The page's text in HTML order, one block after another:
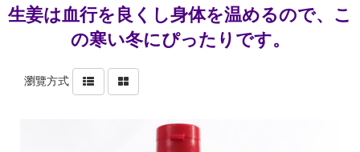
生姜は血行を良くし身体を温めるので、こ
の寒い冬にぴったりです。
瀏覽方式